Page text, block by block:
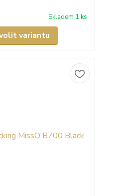
Skladem 1 ks
variantu